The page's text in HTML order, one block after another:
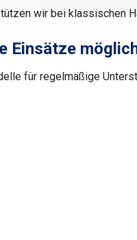
wir bei klassischen
Einsätze
für regelmäßige